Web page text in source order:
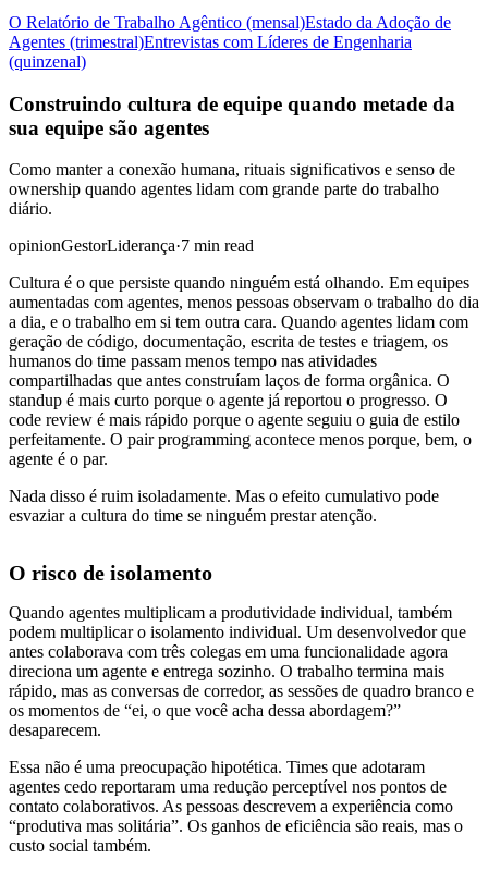
O Relatório de Trabalho Agêntico (mensal)Estado da Adoção de
Agentes (trimestral)Entrevistas com Líderes de Engenharia
(quinzenal)
Construindo cultura de equipe quando metade da
sua equipe são agentes
Como manter a conexão humana, rituais significativos e senso de
ownership quando agentes lidam com grande parte do trabalho
diário.
opinionGestorLiderança·7 min read
Cultura é o que persiste quando ninguém está olhando. Em equipes
aumentadas com agentes, menos pessoas observam o trabalho do dia
a dia, e o trabalho em si tem outra cara. Quando agentes lidam com
geração de código, documentação, escrita de testes e triagem, os
humanos do time passam menos tempo nas atividades
compartilhadas que antes construíam laços de forma orgânica. O
standup é mais curto porque o agente já reportou o progresso. O
code review é mais rápido porque o agente seguiu o guia de estilo
perfeitamente. O pair programming acontece menos porque, bem, o
agente é o par.
Nada disso é ruim isoladamente. Mas o efeito cumulativo pode
esvaziar a cultura do time se ninguém prestar atenção.
O risco de isolamento
Quando agentes multiplicam a produtividade individual, também
podem multiplicar o isolamento individual. Um desenvolvedor que
antes colaborava com três colegas em uma funcionalidade agora
direciona um agente e entrega sozinho. O trabalho termina mais
rápido, mas as conversas de corredor, as sessões de quadro branco e
os momentos de “ei, o que você acha dessa abordagem?”
desaparecem.
Essa não é uma preocupação hipotética. Times que adotaram
agentes cedo reportaram uma redução perceptível nos pontos de
contato colaborativos. As pessoas descrevem a experiência como
“produtiva mas solitária”. Os ganhos de eficiência são reais, mas o
custo social também.